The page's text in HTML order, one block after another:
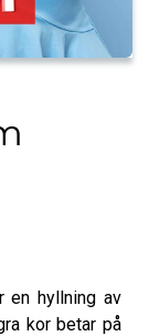
en hyllning av
kor betar på